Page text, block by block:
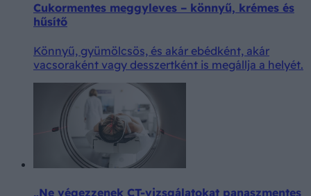
Cukormentes meggyleves – könnyű, krémes és
hűsítő
Könnyű, gyümölcsös, és akár ebédként, akár
vacsoraként vagy desszertként is megállja a helyét.
„Ne végezzenek CT-vizsgálatokat panaszmentes